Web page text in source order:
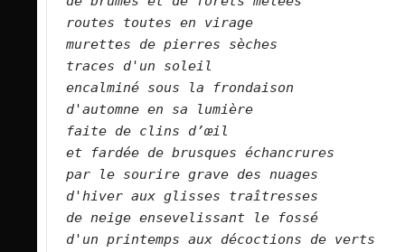
routes toutes en virage
murettes de pierres sèches
traces d'un soleil
encalminé sous la frondaison
d'automne en sa lumière
faite de clins d’œil
et fardée de brusques échancrures
par le sourire grave des nuages
d'hiver aux glisses traîtresses
de neige ensevelissant le fossé
d'un printemps aux décoctions de verts